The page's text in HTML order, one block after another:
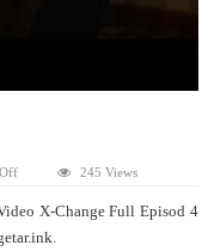
on
Live
4
245 Views
X-Change Full Episod 4